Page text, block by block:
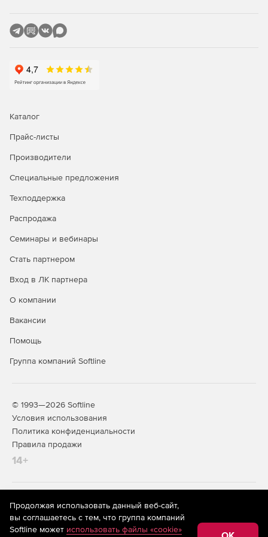
возможно, придется использовать с некоторыми
адаптационными работами (уменьшение видимых
Каталог
Прайс-листы
Производители
Специальные предложения
Техподдержка
Распродажа
Семинары и вебинары
Стать партнером
Вход в ЛК партнера
О компании
Вакансии
Помощь
Группа компаний Softline
© 1993—2026 Softline
Условия использования
Политика конфиденциальности
Правила продажи
14+
На информационном ресурсе store.softline.ru применяются
рекомендательные технологии
(информационные технологии
предоставления информации на основе сбора,
систематизации и анализа сведений, относящихся к
Продолжая использовать данный веб-сайт,
вы соглашаетесь с тем, что группа компаний
Softline может использовать файлы «cookie»